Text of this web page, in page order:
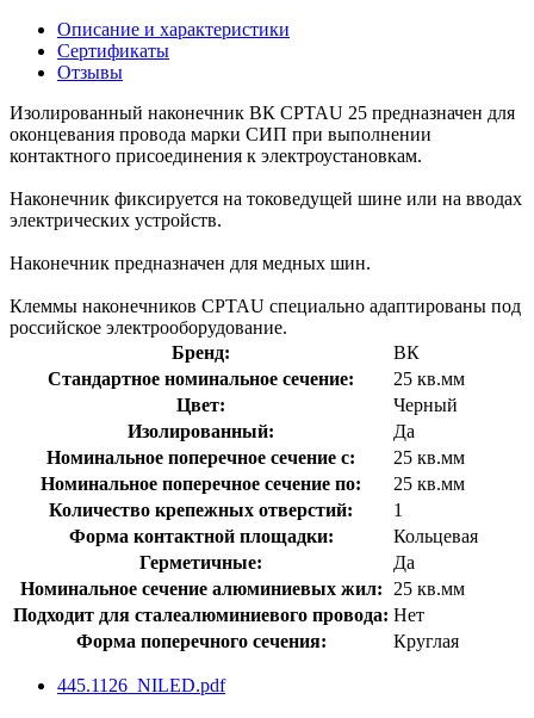
Описание и характеристики
Сертификаты
Отзывы
Изолированный наконечник ВК CPTAU 25 предназначен для
оконцевания провода марки СИП при выполнении
контактного присоединения к электроустановкам.
Наконечник фиксируется на токоведущей шине или на вводах
электрических устройств.
Наконечник предназначен для медных шин.
Клеммы наконечников CPTAU специально адаптированы под
российское электрооборудование.
Бренд:
ВК
Стандартное номинальное сечение:
25 кв.мм
Цвет:
Черный
Изолированный:
Да
Номинальное поперечное сечение с:
25 кв.мм
Номинальное поперечное сечение по:
25 кв.мм
Количество крепежных отверстий:
1
Форма контактной площадки:
Кольцевая
Герметичные:
Да
Номинальное сечение алюминиевых жил:
25 кв.мм
Подходит для сталеалюминиевого провода: Нет
Форма поперечного сечения:
Круглая
445.1126_NILED.pdf